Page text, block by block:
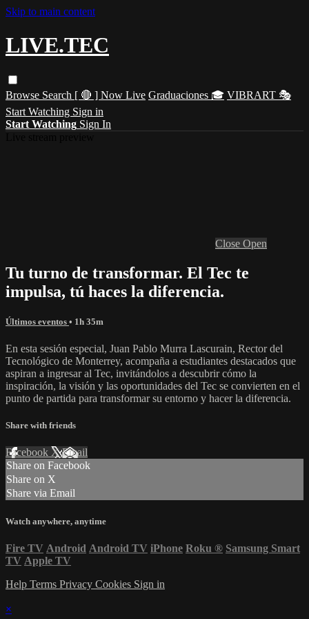
Skip to main content
LIVE.TEC
Browse Search [ 🔴 ] Now Live Graduaciones 🎓 VIBRART 🎭
Start Watching Sign in
Start Watching Sign In
Close Open
Tu turno de transformar. El Tec te
impulsa, tú haces la diferencia.
Últimos eventos • 1h 35m
En esta sesión especial, Juan Pablo Murra Lascurain, Rector del
Tecnológico de Monterrey, acompaña a estudiantes destacados que
aspiran a ingresar al Tec, invitándolos a descubrir cómo la
inspiración, la visión y las oportunidades del Tec se convierten en el
punto de partida para transformar su entorno y hacer la diferencia.
Share with friends
Facebook XEmail
Share on Facebook
Share on X
Share via Email
Watch anywhere, anytime
Fire TV Android Android TV iPhone Roku ® Samsung Smart
TV Apple TV
Help Terms Privacy Cookies Sign in
×